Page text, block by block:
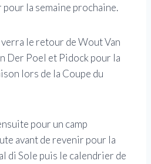
pour la semaine prochaine.
le retour de Wout Van
Der Poel et Pidock pour la
lors de la Coupe du
pour un camp
avant de revenir pour la
di Sole puis le calendrier de